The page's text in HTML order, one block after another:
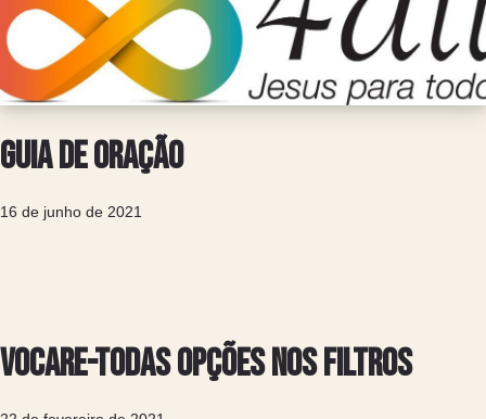
Guia de Oração
16 de junho de 2021
VOCARE-Todas Opções nos Filtros